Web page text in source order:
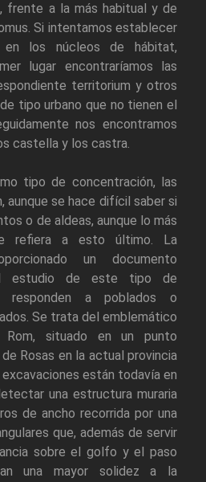
frente a la más habitual y de
Si intentamos establecer
en los núcleos de hábitat,
lugar encontraríamos las
territorium y otros
tipo urbano que no tienen el
nos encontramos
castella y los castra.
tipo de concentración, las
aunque se hace difícil saber si
o de aldeas, aunque lo más
refiera a esto último. La
un documento
estudio de este tipo de
responden a poblados o
Se trata del emblemático
Rom, situado en un punto
Rosas en la actual provincia
excavaciones están todavía en
una estructura muraria
de ancho recorrida por una
que, además de servir
sobre el golfo y el paso
una mayor solidez a la